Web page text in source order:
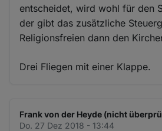
entscheidet, wird wohl für den
der gibt das zusätzliche
Religionsfreien dann den
Drei Fliegen mit einer Klappe.
Frank von der Heyde (nicht
Do. 27 Dez 2018 - 13:44